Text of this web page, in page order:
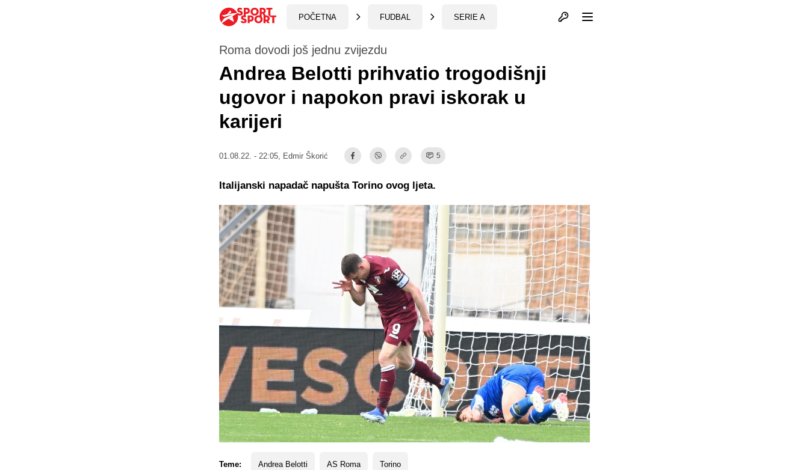
POČETNA FUDBAL SERIE A Otvori profil
Roma dovodi još jednu zvijezdu
Andrea Belotti prihvatio trogodišnji
ugovor i napokon pravi iskorak u
karijeri
01.08.22. - 22:05, Edmir Škorić 5
Teme: Andrea Belotti AS Roma Torino
Italijanski napadač napušta Torino ovog ljeta.